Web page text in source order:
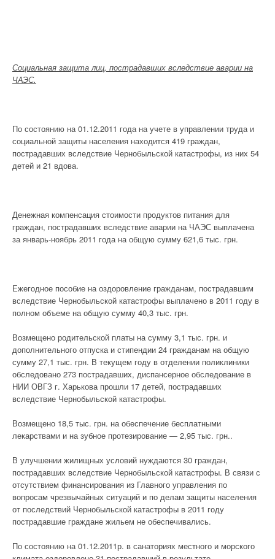
Социальная защита лиц, пострадавших вследствие аварии на
ЧАЭС.
По состоянию на 01.12.2011 года на учете в управлении труда и
социальной защиты населения находится 419 граждан,
пострадавших вследствие Чернобыльской катастрофы, из них 54
детей и 21 вдова.
Денежная компенсация стоимости продуктов питания для
граждан, пострадавших вследствие аварии на ЧАЭС выплачена
за январь-ноябрь 2011 года на общую сумму 621,6 тыс. грн.
Ежегодное пособие на оздоровление гражданам, пострадавшим
вследствие Чернобыльской катастрофы выплачено в 2011 году в
полном объеме на общую сумму 40,3 тыс. грн.
Возмещено родительской платы на сумму 3,1 тыс. грн. и
дополнительного отпуска и стипендии 24 гражданам на общую
сумму 27,1 тыс. грн. В текущем году в отделении поликлиники
обследовано 273 пострадавших, диспансерное обследование в
НИИ ОВГЗ г. Харькова прошли 17 детей, пострадавших
вследствие Чернобыльской катастрофы.
Возмещено 18,5 тыс. грн. на обеспечение бесплатными
лекарствами и на зубное протезирование — 2,95 тыс. грн..
В улучшении жилищных условий нуждаются 30 граждан,
пострадавших вследствие Чернобыльской катастрофы. В связи с
отсутствием финансирования из Главного управления по
вопросам чрезвычайных ситуаций и по делам защиты населения
от последствий Чернобыльской катастрофы в 2011 году
пострадавшие граждане жильем не обеспечивались.
По состоянию на 01.12.2011р. в санаториях местного и морского